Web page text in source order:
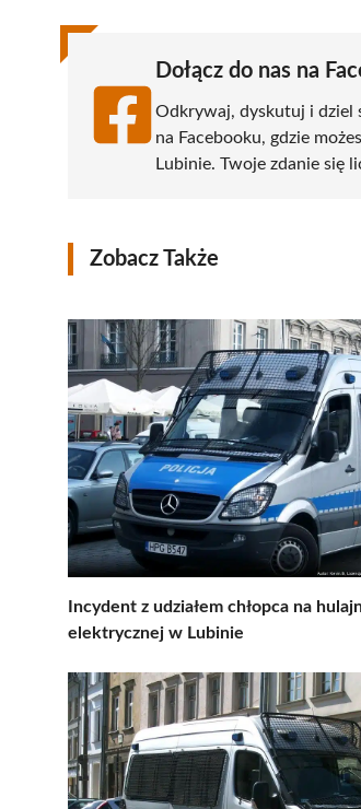
Dołącz do nas na
Odkrywaj, dyskutuj i dziel
na Facebooku, gdzie
Lubinie. Twoje zdanie się
Zobacz Także
Incydent z udziałem chłopca na
elektrycznej w Lubinie